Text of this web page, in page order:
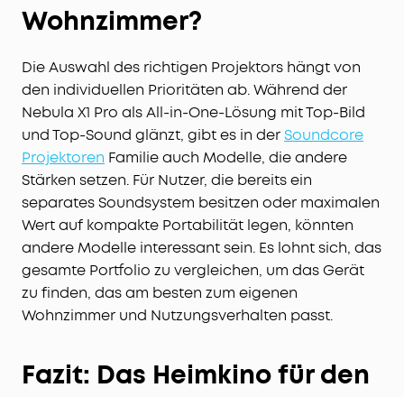
Wohnzimmer?
Die Auswahl des richtigen Projektors hängt von
den individuellen Prioritäten ab. Während der
Nebula X1 Pro als All-in-One-Lösung mit Top-Bild
und Top-Sound glänzt, gibt es in der Soundcore
Projektoren Familie auch Modelle, die andere
Stärken setzen. Für Nutzer, die bereits ein
separates Soundsystem besitzen oder maximalen
Wert auf kompakte Portabilität legen, könnten
andere Modelle interessant sein. Es lohnt sich, das
gesamte Portfolio zu vergleichen, um das Gerät
zu finden, das am besten zum eigenen
Wohnzimmer und Nutzungsverhalten passt.
Fazit: Das Heimkino für den